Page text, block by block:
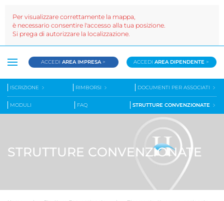
ACCEDIAREA IMPRESA > ACCEDIAREA DIPENDENTE >
ISCRIZIONE RIMBORSI DOCUMENTI PER ASSOCIATI
MODULI FAQ STRUTTURE CONVENZIONATE
STRUTTURE CONVENZIONATE
Per visualizzare correttamente la mappa,
è necessario consentire l'accesso alla tua posizione.
Si prega di autorizzare la localizzazione.